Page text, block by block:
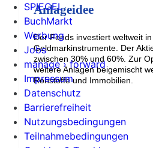
Anlageidee
Der Fonds investiert weltweit
Geldmarkinstrumente. Der
zwischen 30% und 60%. Zur
weitere Anlagen beigemischt
Rohstoffe und Immobilien.
SPIEGEL
BuchMarkt
Werbung
Jobs
manage › forward
Impressum
Datenschutz
Barrierefreiheit
Nutzungsbedingungen
Teilnahmebedingungen